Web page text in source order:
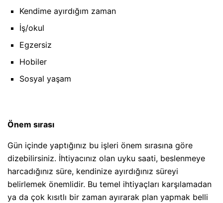
Kendime ayırdığım zaman
İş/okul
Egzersiz
Hobiler
Sosyal yaşam
Önem sırası
Gün içinde yaptığınız bu işleri önem sırasına göre
dizebilirsiniz. İhtiyacınız olan uyku saati, beslenmeye
harcadığınız süre, kendinize ayırdığınız süreyi
belirlemek önemlidir. Bu temel ihtiyaçları karşılamadan
ya da çok kısıtlı bir zaman ayırarak plan yapmak belli